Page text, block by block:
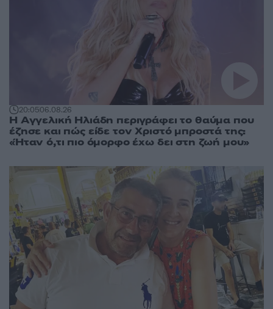
20:0506.08.26
Η Αγγελική Ηλιάδη περιγράφει το θαύμα που
έζησε και πώς είδε τον Χριστό μπροστά της:
«Ήταν ό,τι πιο όμορφο έχω δει στη ζωή μου»